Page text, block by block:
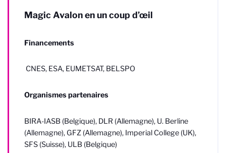
Magic Avalon en un coup d’œil
Financements
CNES, ESA, EUMETSAT, BELSPO
Organismes partenaires
BIRA-IASB (Belgique), DLR (Allemagne), U. Berline
(Allemagne), GFZ (Allemagne), Imperial College (UK),
SFS (Suisse), ULB (Belgique)